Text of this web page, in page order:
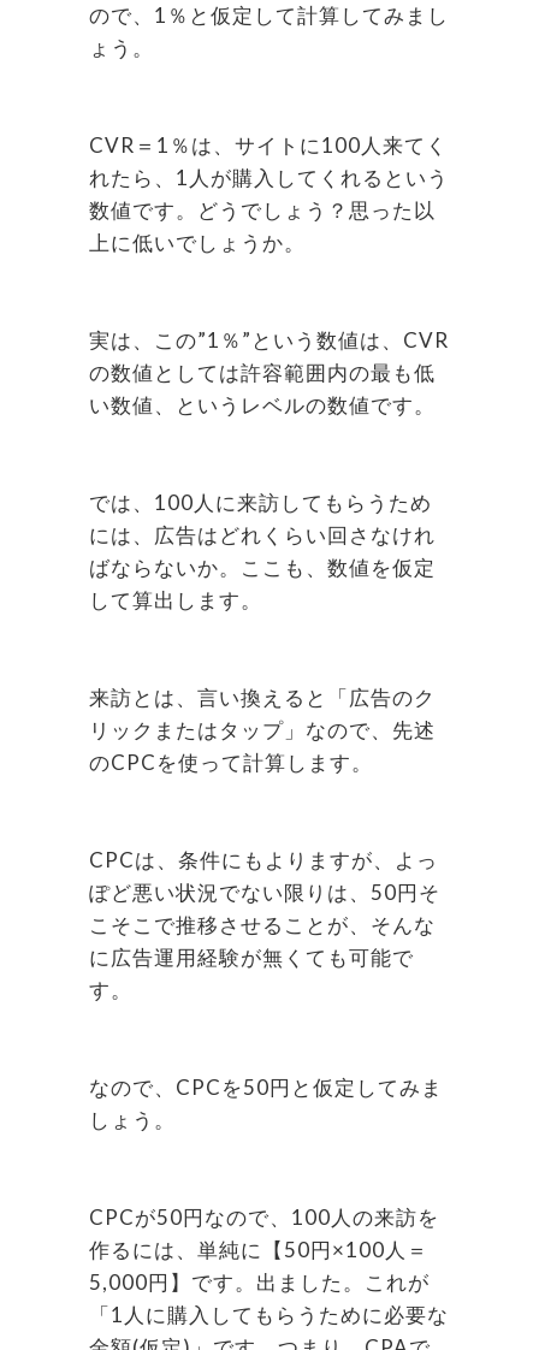
ので、1％と仮定して計算してみまし
ょう。
CVR＝1％は、サイトに100人来てく
れたら、1人が購入してくれるという
数値です。どうでしょう？思った以
上に低いでしょうか。
実は、この”1％”という数値は、CVR
の数値としては許容範囲内の最も低
い数値、というレベルの数値です。
では、100人に来訪してもらうため
には、広告はどれくらい回さなけれ
ばならないか。ここも、数値を仮定
して算出します。
来訪とは、言い換えると「広告のク
リックまたはタップ」なので、先述
のCPCを使って計算します。
CPCは、条件にもよりますが、よっ
ぽど悪い状況でない限りは、50円そ
こそこで推移させることが、そんな
に広告運用経験が無くても可能で
す。
なので、CPCを50円と仮定してみま
しょう。
CPCが50円なので、100人の来訪を
作るには、単純に【50円×100人＝
5,000円】です。出ました。これが
「1人に購入してもらうために必要な